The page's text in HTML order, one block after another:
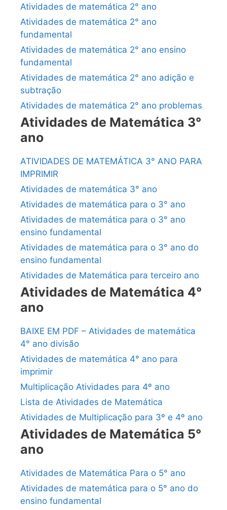
Atividades de matemática 2° ano
Atividades de matemática 2° ano
fundamental
Atividades de matemática 2° ano ensino
fundamental
Atividades de matemática 2° ano adição e
subtração
Atividades de matemática 2° ano problemas
Atividades de Matemática 3°
ano
ATIVIDADES DE MATEMÁTICA 3° ANO PARA
IMPRIMIR
Atividades de matemática 3° ano
Atividades de matemática para o 3° ano
Atividades de matemática para o 3° ano
ensino fundamental
Atividades de matemática para o 3° ano do
ensino fundamental
Atividades de Matemática para terceiro ano
Atividades de Matemática 4°
ano
BAIXE EM PDF – Atividades de matemática
4° ano divisão
Atividades de matemática 4° ano para
imprimir
Multiplicação Atividades para 4º ano
Lista de Atividades de Matemática
Atividades de Multiplicação para 3º e 4º ano
Atividades de Matemática 5°
ano
Atividades de Matemática Para o 5° ano
Atividades de matemática para o 5° ano do
ensino fundamental